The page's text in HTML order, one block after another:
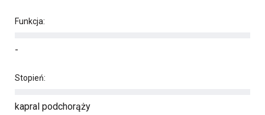
Funkcja:
-
Stopień:
kapral podchorąży